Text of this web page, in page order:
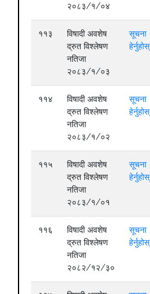
२०८३/१/०४
११३
विषादी अवशेष
द्रुत विश्लेषण
नतिजा
२०८३/१/०३
सूचना
हेर्नुहोस्
११४
विषादी अवशेष
द्रुत विश्लेषण
नतिजा
२०८३/१/०२
सूचना
हेर्नुहोस्
११५
विषादी अवशेष
द्रुत विश्लेषण
नतिजा
२०८३/१/०१
सूचना
हेर्नुहोस्
११६
विषादी अवशेष
द्रुत विश्लेषण
नतिजा
२०८२/१२/३०
सूचना
हेर्नुहोस्